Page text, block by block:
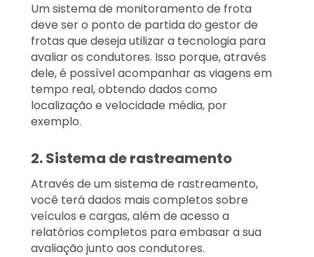
Um sistema de monitoramento de frota
deve ser o ponto de partida do gestor de
frotas que deseja utilizar a tecnologia para
avaliar os condutores. Isso porque, através
dele, é possível acompanhar as viagens em
tempo real, obtendo dados como
localização e velocidade média, por
exemplo.
2. Sistema de rastreamento
Através de um sistema de rastreamento,
você terá dados mais completos sobre
veículos e cargas, além de acesso a
relatórios completos para embasar a sua
avaliação junto aos condutores.